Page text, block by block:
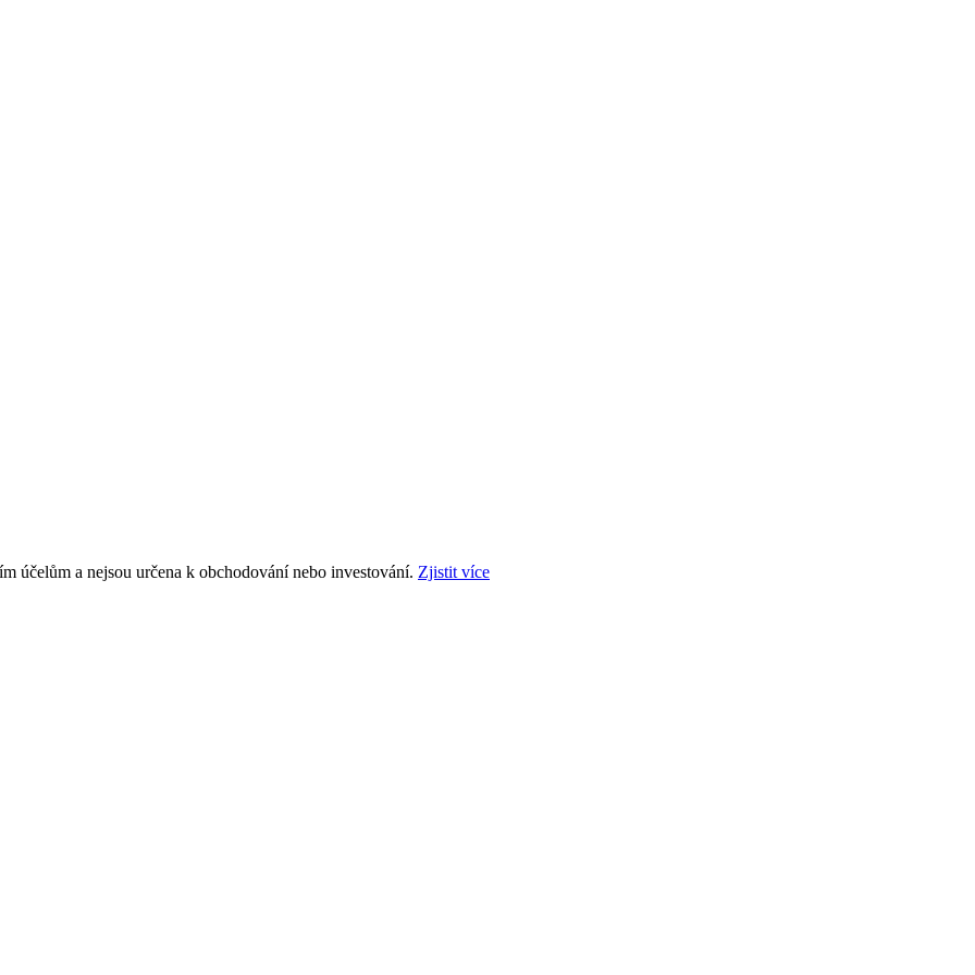
účelům a nejsou určena k obchodování nebo investování. Zjistit více